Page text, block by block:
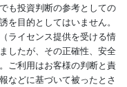
も投資判断の参考としての
目的としてはいません。
ライセンス提供を受ける情
したが、その正確性、安全
ご利用はお客様の判断と責
などに基づいて被ったとさ